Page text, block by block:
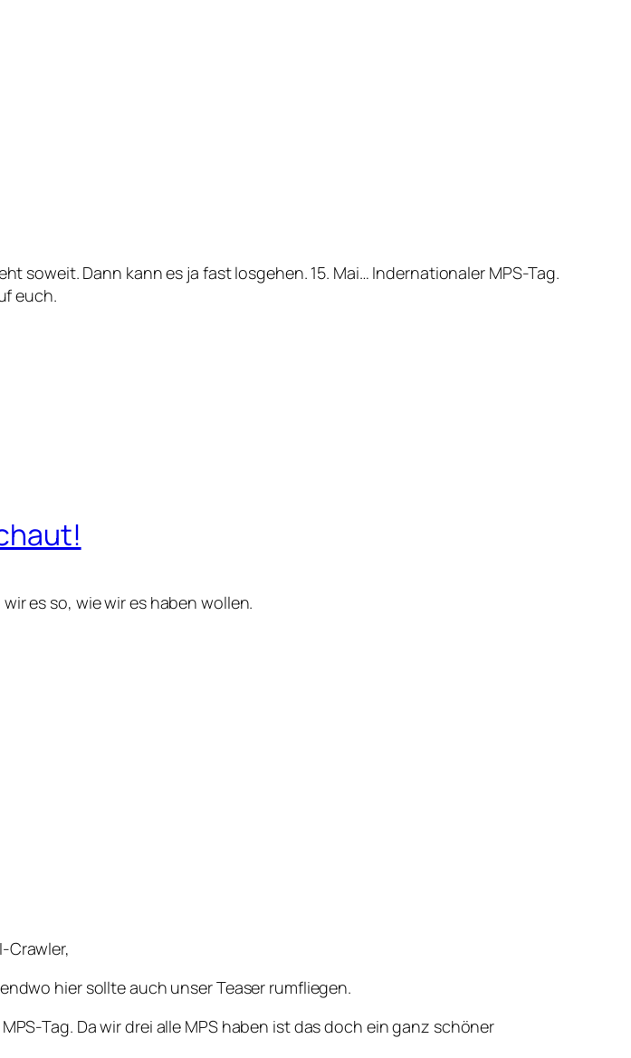
soweit. Dann kann es ja fast losgehen. 15. Mai… Indernationaler MPS-Tag.
euch.
es so, wie wir es haben wollen.
Crawler,
hier sollte auch unser Teaser rumfliegen.
Tag. Da wir drei alle MPS haben ist das doch ein ganz schöner